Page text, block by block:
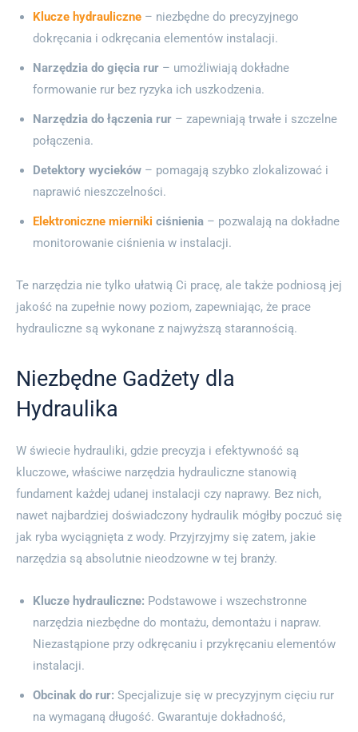
Klucze hydrauliczne – niezbędne do precyzyjnego
dokręcania i odkręcania elementów instalacji.
Narzędzia do gięcia rur – umożliwiają dokładne
formowanie rur bez ryzyka ich uszkodzenia.
Narzędzia do łączenia rur – zapewniają trwałe i szczelne
połączenia.
Detektory wycieków – pomagają szybko zlokalizować i
naprawić nieszczelności.
Elektroniczne mierniki ciśnienia – pozwalają na dokładne
monitorowanie ciśnienia w instalacji.
Te narzędzia nie tylko ułatwią Ci pracę, ale także podniosą jej
jakość na zupełnie nowy poziom, zapewniając, że prace
hydrauliczne są wykonane z najwyższą starannością.
Niezbędne Gadżety dla
Hydraulika
W świecie hydrauliki, gdzie precyzja i efektywność są
kluczowe, właściwe narzędzia hydrauliczne stanowią
fundament każdej udanej instalacji czy naprawy. Bez nich,
nawet najbardziej doświadczony hydraulik mógłby poczuć się
jak ryba wyciągnięta z wody. Przyjrzyjmy się zatem, jakie
narzędzia są absolutnie nieodzowne w tej branży.
Klucze hydrauliczne: Podstawowe i wszechstronne
narzędzia niezbędne do montażu, demontażu i napraw.
Niezastąpione przy odkręcaniu i przykręcaniu elementów
instalacji.
Obcinak do rur: Specjalizuje się w precyzyjnym cięciu rur
na wymaganą długość. Gwarantuje dokładność,